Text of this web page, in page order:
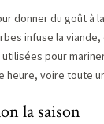
donner du goût à
infuse la
pour
heure, voire toute
la saison